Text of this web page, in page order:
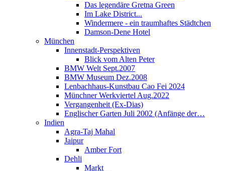
Das legendäre Gretna Green
Im Lake District...
Windermere - ein traumhaftes Städtchen
Damson-Dene Hotel
München
Innenstadt-Perspektiven
Blick vom Alten Peter
BMW Welt Sept.2007
BMW Museum Dez.2008
Lenbachhaus-Kunstbau Cao Fei 2024
Münchner Werkviertel Aug.2022
Vergangenheit (Ex-Dias)
Englischer Garten Juli 2002 (Anfänge der…
Indien
Agra-Taj Mahal
Jaipur
Amber Fort
Dehli
Markt